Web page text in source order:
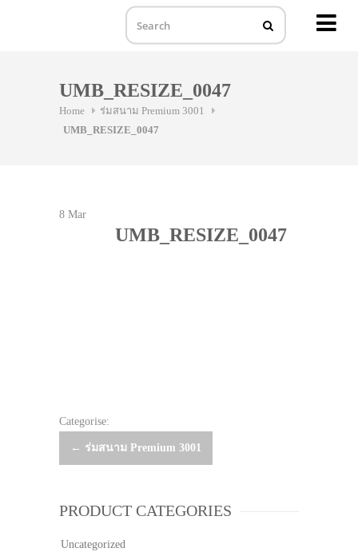
UMB_RESIZE_0047
Home
ร่มสนาม Premium 3001
UMB_RESIZE_0047
8 Mar
UMB_RESIZE_0047
Categorise:
Post
← ร่มสนาม Premium 3001
PRODUCT CATEGORIES
Uncategorized